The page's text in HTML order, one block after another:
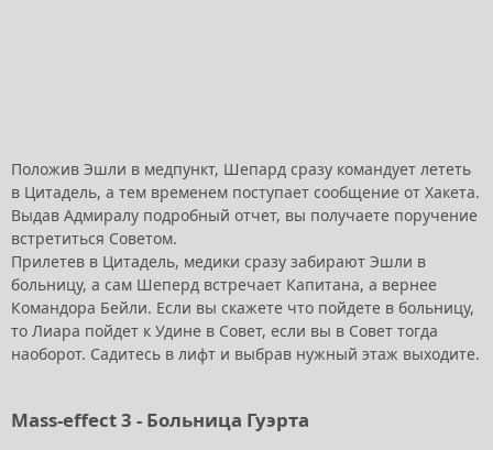
Положив Эшли в медпункт, Шепард сразу командует лететь
в Цитадель, а тем временем поступает сообщение от Хакета.
Выдав Адмиралу подробный отчет, вы получаете поручение
встретиться Советом.
Прилетев в Цитадель, медики сразу забирают Эшли в
больницу, а сам Шеперд встречает Капитана, а вернее
Командора Бейли. Если вы скажете что пойдете в больницу,
то Лиара пойдет к Удине в Совет, если вы в Совет тогда
наоборот. Садитесь в лифт и выбрав нужный этаж выходите.
Mass-effect 3 - Больница Гуэрта